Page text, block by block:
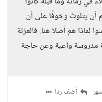
أن يتلوث وخوفًا على أن
لماذا هم أصلا هنا. فالعزلة
مدروسة واعية وعن حاجة
أضف ردا